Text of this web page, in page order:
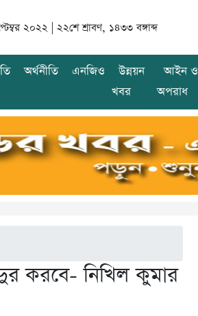
২০২২ | ২২শে শ্রাবণ, ১৪৩৩ বঙ্গাব্দ
অর্থনীতি এনজিও
উন্নয়ন
খবর
আইন ও
অপরাধ
দুর করবে- নিখিল কুমার